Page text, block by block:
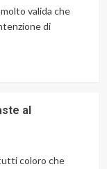
valida che
di
al
coloro che